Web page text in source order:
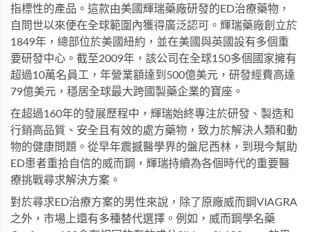
指標性的產品。這款由美國輝瑞藥廠研發的ED治療藥物，
自問世以來便在全球範圍內獲得廣泛認可。輝瑞藥廠創立於
1849年，總部位於美國紐約，並在美國與英國設有多個重
要研發中心。截至2009年，該公司在全球150多個國家擁有
超過10萬名員工，年營業額達到500億美元，研發經費高達
79億美元，穩居全球最大跨國製藥企業的寶座。
在超過160年的發展歷程中，輝瑞始終專注於研發、製造和
行銷高品質、安全且有效的處方藥物，致力於解決人類和動
物的健康問題。從早年震撼醫學界的盤尼西林，到現今幫助
ED患者重拾自信的威而鋼 ，輝瑞持續為各個時代的重要醫
療挑戰尋求解決方案。
對於尋求ED治療方案的男性來說，除了原廠威而鋼VIAGRA
之外，市場上還有多種替代選擇。例如， 威而鋼學名藥